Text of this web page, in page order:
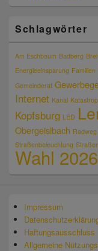
Schlagwörter
Am Eschbaum Badberg
Energieeinsparung Familien
Gemeinderat
Internet Kanal
Kopfsburg LED
Obergeislbach Radweg
Straßenbeleuchtung
Wahl 2026
Impressum
Haftungsausschluss
Allgemeine